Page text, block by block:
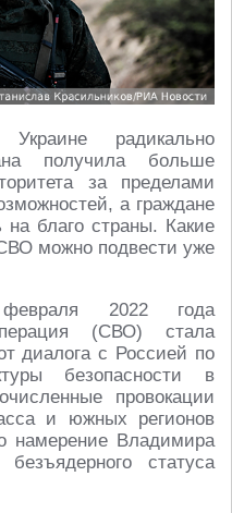
радикально
получила больше
за пределами
а граждане
благо страны. Какие
можно подвести уже
2022 года
(СВО) стала
диалога с Россией по
безопасности в
провокации
и южных регионов
намерение Владимира
безъядерного статуса